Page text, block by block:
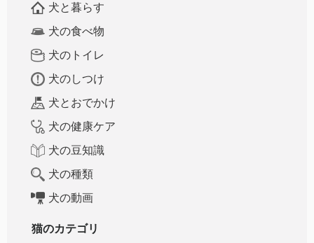
犬と暮らす
犬の食べ物
犬のトイレ
犬のしつけ
犬とおでかけ
犬の健康ケア
犬の豆知識
犬の種類
犬の動画
猫のカテゴリ